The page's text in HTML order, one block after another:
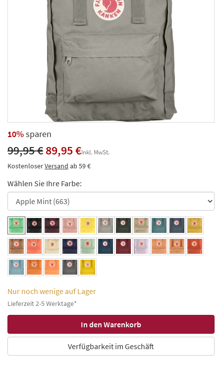
10%sparen
99,95 €89,95 €Inkl. MwSt.
KostenloserVersand ab 59 €
Wählen Sie Ihre Farbe:
Nur noch wenige auf Lager
Lieferzeit 2-5 Werktage*
Verfügbarkeit im Geschäft